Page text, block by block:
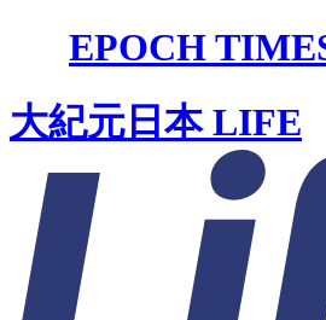
EPOCH
大紀元日本 LIFE